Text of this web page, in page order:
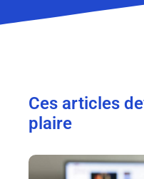
Ces articles
plaire